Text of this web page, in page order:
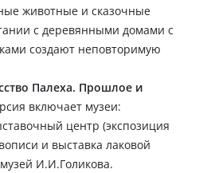
животные и сказочные
с деревянными домами с
создают неповторимую
Палеха. Прошлое и
включает музеи:
центр (экспозиция
и выставка лаковой
И.И.Голикова.